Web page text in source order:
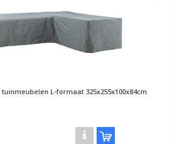
L-formaat 325x255x100x84cm